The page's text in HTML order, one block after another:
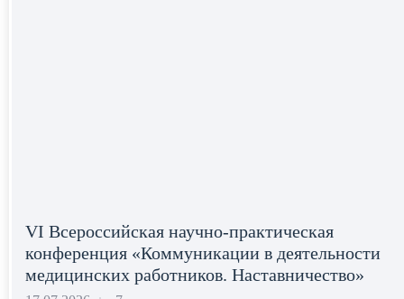
VI Всероссийская научно-практическая
конференция «Коммуникации в деятельности
медицинских работников. Наставничество»